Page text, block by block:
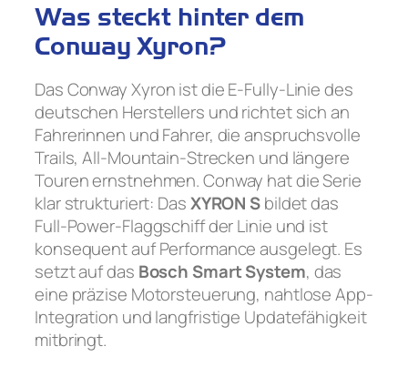
Was steckt hinter dem
Conway Xyron?
Das Conway Xyron ist die E-Fully-Linie des
deutschen Herstellers und richtet sich an
Fahrerinnen und Fahrer, die anspruchsvolle
Trails, All-Mountain-Strecken und längere
Touren ernstnehmen. Conway hat die Serie
klar strukturiert: DasXYRON Sbildet das
Full-Power-Flaggschiff der Linie und ist
konsequent auf Performance ausgelegt. Es
setzt auf das Bosch Smart System, das
eine präzise Motorsteuerung, nahtlose App-
Integration und langfristige Updatefähigkeit
mitbringt.